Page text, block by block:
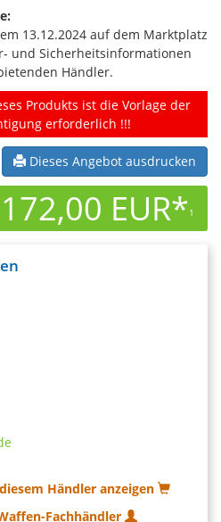
13.12.2024 auf dem Marktplatz
und Sicherheitsinformationen
Händler.
Produkts ist die Vorlage der
erforderlich !!!
Dieses Angebot ausdrucken
172,00 EUR*1
Händler anzeigen
Fachhändler